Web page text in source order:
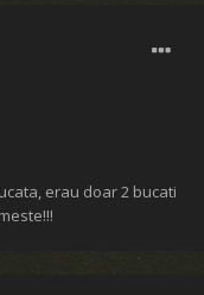
erau doar 2 bucati